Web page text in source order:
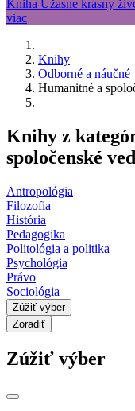
Knihy
Odborné a náučné
Humanitné a
Knihy z
spoločenské
Antropológia
Filozofia
História
Pedagogika
Politológia a politika
Psychológia
Právo
Sociológia
Zúžiť výber
Zoradiť
Zúžiť výber